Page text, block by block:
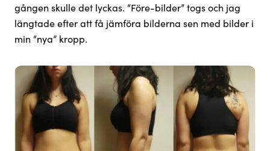
gången skulle det lyckas. “Före-bilder” togs och jag
längtade efter att få jämföra bilderna sen med bilder i
min “nya” kropp.